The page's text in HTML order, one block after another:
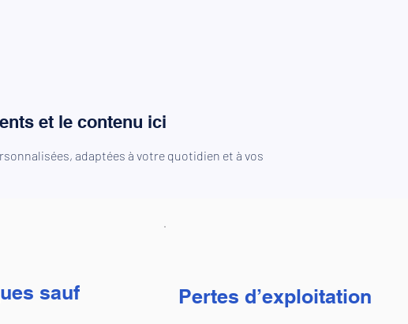
et le contenu ici
adaptées à votre quotidien et à vos
sauf Pertes d’exploitation